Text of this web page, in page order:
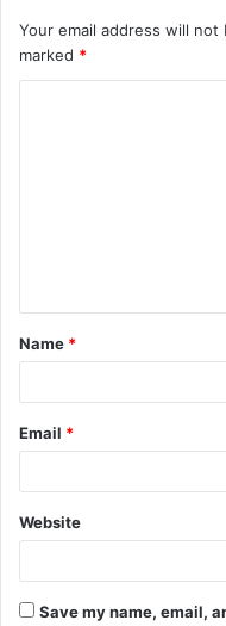
Your email address will not
marked *
t
*
Name *
Email *
Website
Save my name, email,